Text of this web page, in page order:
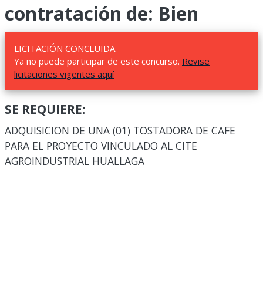
contratación de: Bien
LICITACIÓN CONCLUIDA.
Ya no puede participar de este concurso. Revise
licitaciones vigentes aquí
SE REQUIERE:
ADQUISICION DE UNA (01) TOSTADORA DE CAFE
PARA EL PROYECTO VINCULADO AL CITE
AGROINDUSTRIAL HUALLAGA